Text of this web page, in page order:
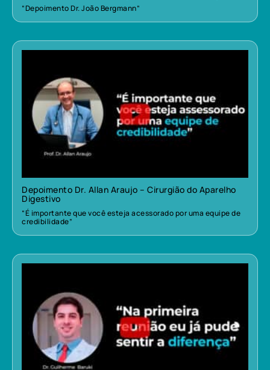
“Depoimento Dr. João Bergmann”
Depoimento Dr. Allan Araujo – Cirurgião do Aparelho
Digestivo
“É importante que você esteja acessorado por uma equipe de
credibilidade”